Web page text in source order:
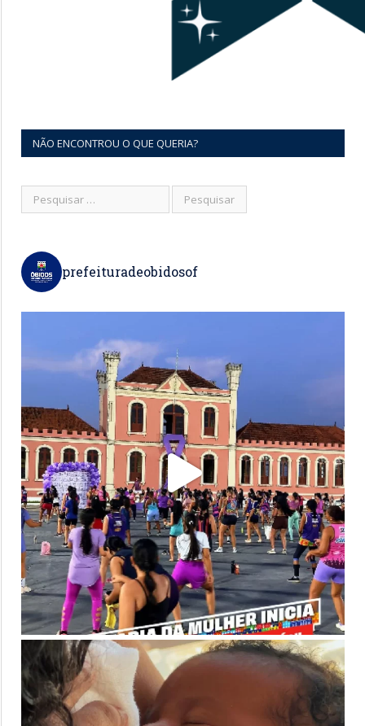
NÃO ENCONTROU O QUE QUERIA?
prefeituradeobidosof